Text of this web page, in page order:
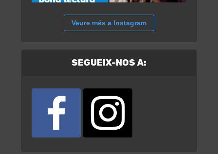
Veure més a Instagram
SEGUEIX-NOS A: